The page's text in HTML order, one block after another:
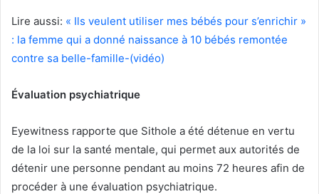
Lire aussi: « Ils veulent utiliser mes bébés pour s’enrichir »
: la femme qui a donné naissance à 10 bébés remontée
contre sa belle-famille-(vidéo)
Évaluation psychiatrique
Eyewitness rapporte que Sithole a été détenue en vertu
de la loi sur la santé mentale, qui permet aux autorités de
détenir une personne pendant au moins 72 heures afin de
procéder à une évaluation psychiatrique.